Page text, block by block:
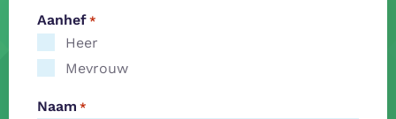
Aanhef *
Heer
Mevrouw
Naam *